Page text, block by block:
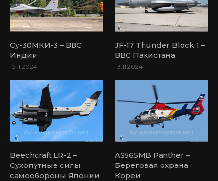
Су-30МКИ-3 – ВВС
Индии
15.11.2024
JF-17 Thunder Block 1 –
ВВС Пакистана
13.11.2024
Beechcraft LR-2 –
Сухопутные силы
самообороны Японии
AS565MB Panther –
Береговая охрана
Кореи